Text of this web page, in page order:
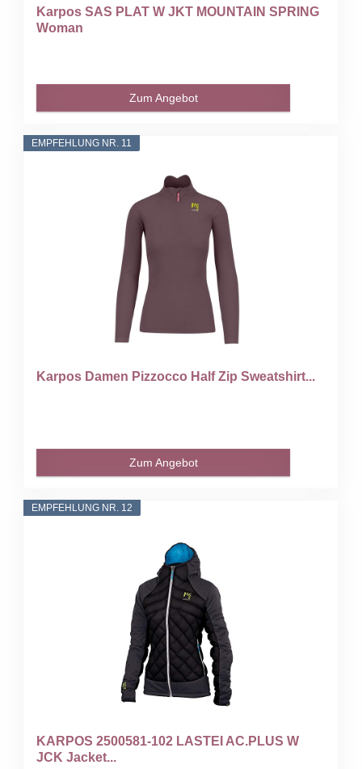
Karpos SAS PLAT W JKT MOUNTAIN SPRING
Woman
Zum Angebot
EMPFEHLUNG NR. 11
Karpos Damen Pizzocco Half Zip Sweatshirt...
Zum Angebot
EMPFEHLUNG NR. 12
KARPOS 2500581-102 LASTEI AC.PLUS W
JCK Jacket...